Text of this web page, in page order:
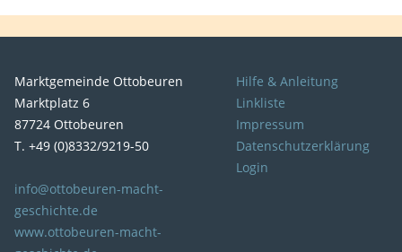
Marktgemeinde Ottobeuren
Marktplatz 6
87724 Ottobeuren
T. +49 (0)8332/9219-50
info@ottobeuren-macht-
geschichte.de
www.ottobeuren-macht-
Hilfe & Anleitung
Linkliste
Impressum
Datenschutzerklärung
Login